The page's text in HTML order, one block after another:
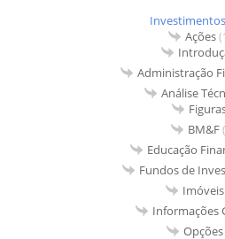
Investimentos
Ações
Administração
Análise
BM&F
Educação
Fundos de
Imóveis
Informações
Opções